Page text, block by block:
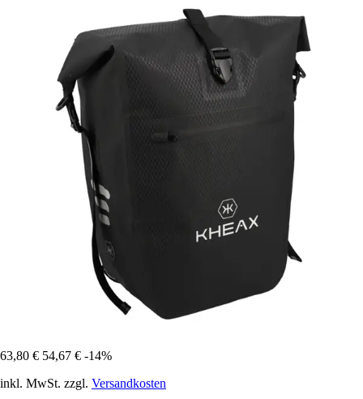
63,80 € 54,67 € -14%
inkl. MwSt. zzgl. Versandkosten